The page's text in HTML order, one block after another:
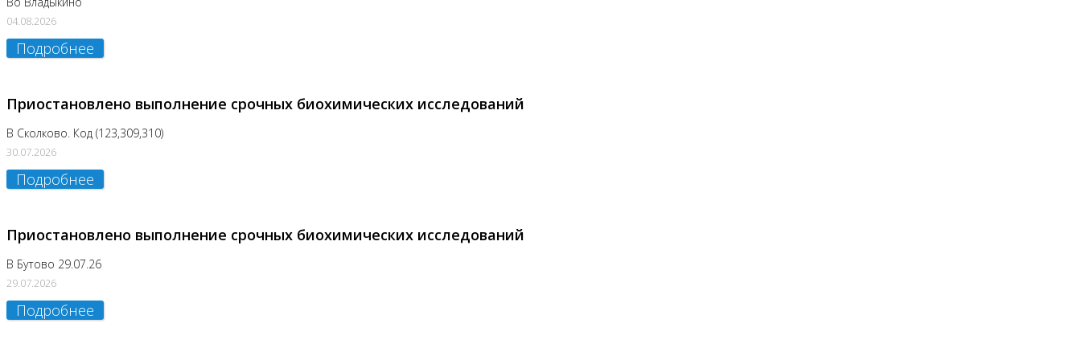
04.08.2026
Подробнее
Приостановлено выполнение срочных биохимических исследований
В Сколково. Код (123,309,310)
30.07.2026
Подробнее
Приостановлено выполнение срочных биохимических исследований
В Бутово 29.07.26
29.07.2026
Подробнее